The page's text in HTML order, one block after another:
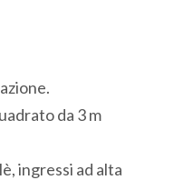
da 3 m
ingressi ad alta